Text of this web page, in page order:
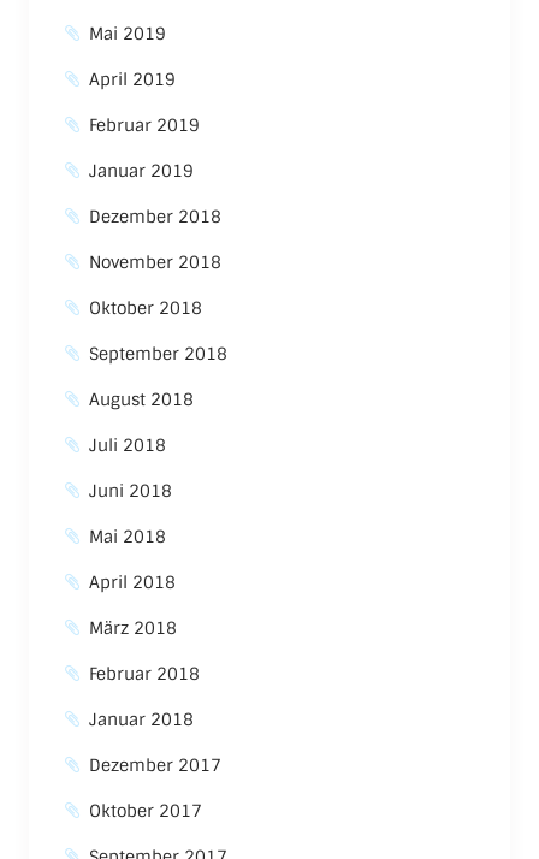
Mai 2019
April 2019
Februar 2019
Januar 2019
Dezember 2018
November 2018
Oktober 2018
September 2018
August 2018
Juli 2018
Juni 2018
Mai 2018
April 2018
März 2018
Februar 2018
Januar 2018
Dezember 2017
Oktober 2017